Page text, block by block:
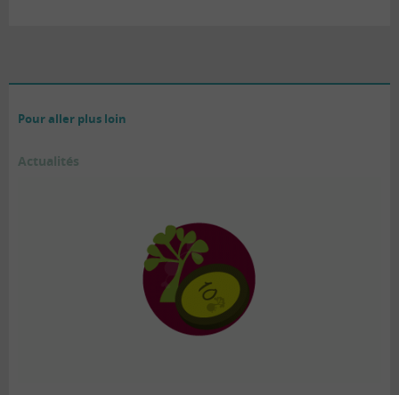
Pour aller plus loin
Actualités